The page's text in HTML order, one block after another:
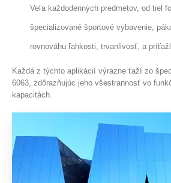
Veľa každodenných predmetov, od tiel
špecializované športové vybavenie,
rovnováhu ľahkosti, trvanlivosť, a
Každá z týchto aplikácií výrazne ťaží zo
6063, zdôrazňujúc jeho všestrannosť vo
kapacitách.